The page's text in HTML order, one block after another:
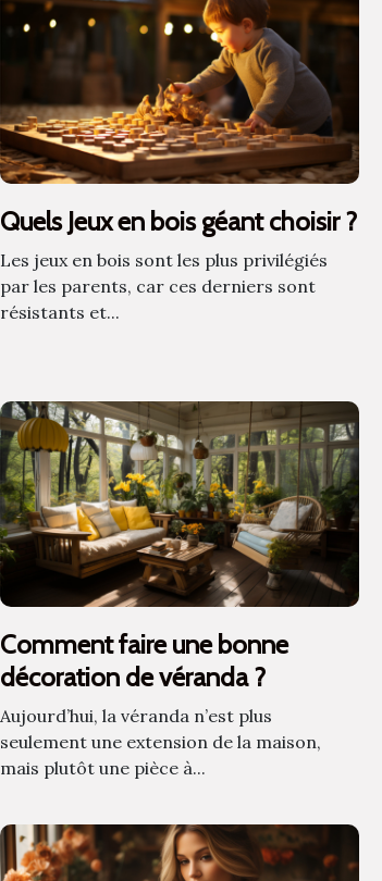
Quels Jeux en bois géant choisir ?
Les jeux en bois sont les plus privilégiés
par les parents, car ces derniers sont
résistants et...
Comment faire une bonne
décoration de véranda ?
Aujourd’hui, la véranda n’est plus
seulement une extension de la maison,
mais plutôt une pièce à...